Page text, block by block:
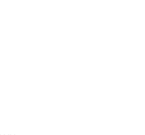
с правого.